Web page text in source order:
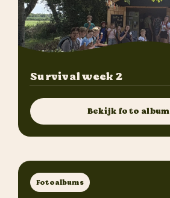
Survival week 2
Bekijk foto album
Fotoalbums